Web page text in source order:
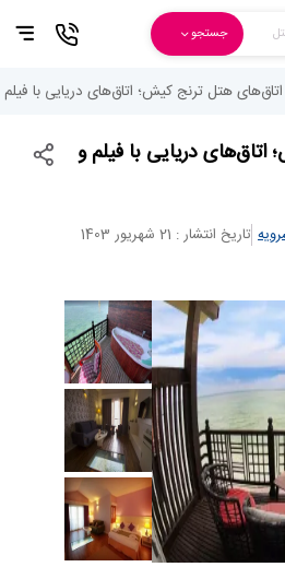
جستجو
اتاق‌های هتل ترنج کیش؛ اتاق‌های دریایی با
دریایی با فیلم و
تاریخ انتشار : 21 شهریور 1403